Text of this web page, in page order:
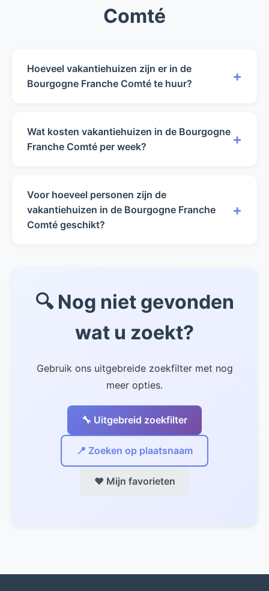
Comté
Hoeveel vakantiehuizen zijn er in de
Bourgogne Franche Comté te huur?
+
de Bourgogne Franche Comté beschikbaar
voor verhuur.
Wat kosten vakantiehuizen in de Bourgogne
Franche Comté per week?
+
Comté variëren van €0 tot €0 per week,
afhankelijk van het seizoen en de
accommodatie.
Voor hoeveel personen zijn de
vakantiehuizen in de Bourgogne Franche
Comté geschikt?
+
🔍 Nog niet gevonden
wat u zoekt?
Gebruik ons uitgebreide zoekfilter met nog
meer opties.
🔧 Uitgebreid zoekfilter
📍 Zoeken op plaatsnaam
❤️ Mijn favorieten